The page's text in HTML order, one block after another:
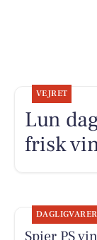
VEJRET
Lun
frisk
DAGLIGVARER